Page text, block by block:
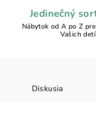
Jedinečný
Nábytok od A po Z
Vašich detí
Diskusia